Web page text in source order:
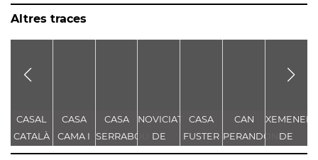
Altres traces
CASAL
CATALÀ
CASA
CAMA I
ESCURRA
CASA
SERRABOU
NOVICIAT
DE
NOSTRA
CASA
FUSTER
CAN
PERANDONES
- CASA
XEMENEIA
DE
L'ANTIGA